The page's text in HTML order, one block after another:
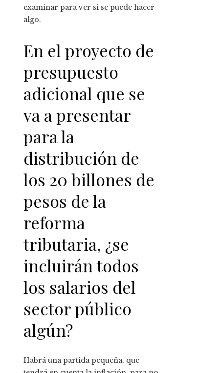
examinar para ver si se puede hacer
algo.
En el proyecto de
presupuesto
adicional que se
va a presentar
para la
distribución de
los 20 billones de
pesos de la
reforma
tributaria, ¿se
incluirán todos
los salarios del
sector público
algún?
Habrá una partida pequeña, que